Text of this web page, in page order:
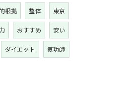
根拠 整体 東京
おすすめ 安い
ダイエット 気功師